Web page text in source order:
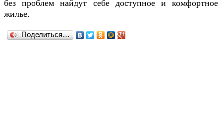
без проблем найдут себе доступное и комфортное
жилье.
Поделиться…